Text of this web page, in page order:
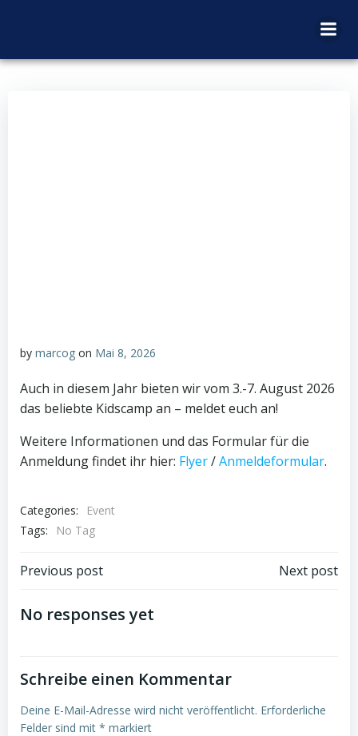
by marcog on Mai 8, 2026
Auch in diesem Jahr bieten wir vom 3.-7. August 2026
das beliebte Kidscamp an – meldet euch an!
Weitere Informationen und das Formular für die
Anmeldung findet ihr hier: Flyer/Anmeldeformular.
Categories:
Event
Tags:
No Tag
Post
navigation
Previous post Next post
No responses yet
Schreibe einen Kommentar
Deine E-Mail-Adresse wird nicht veröffentlicht. Erforderliche
Felder sind mit * markiert